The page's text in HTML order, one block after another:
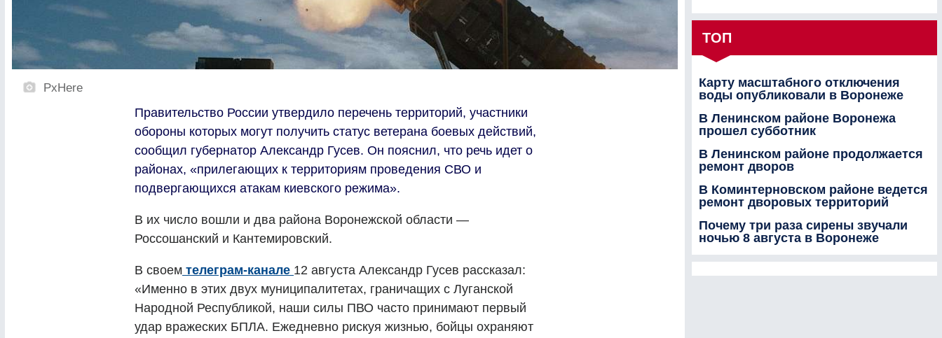
PxHere
Правительство России утвердило перечень территорий, участники
обороны которых могут получить статус ветерана боевых действий,
сообщил губернатор Александр Гусев. Он пояснил, что речь идет о
районах, «прилегающих к территориям проведения СВО и
подвергающихся атакам киевского режима».
В их число вошли и два района Воронежской области —
Россошанский и Кантемировский.
В своем телеграм-канале 12 августа Александр Гусев рассказал:
«Именно в этих двух муниципалитетах, граничащих с Луганской
Народной Республикой, наши силы ПВО часто принимают первый
удар вражеских БПЛА. Ежедневно рискуя жизнью, бойцы охраняют
ТОП
Карту масштабного отключения
воды опубликовали в Воронеже
В Ленинском районе Воронежа
прошел субботник
В Ленинском районе продолжается
ремонт дворов
В Коминтерновском районе ведется
ремонт дворовых территорий
Почему три раза сирены звучали
ночью 8 августа в Воронеже